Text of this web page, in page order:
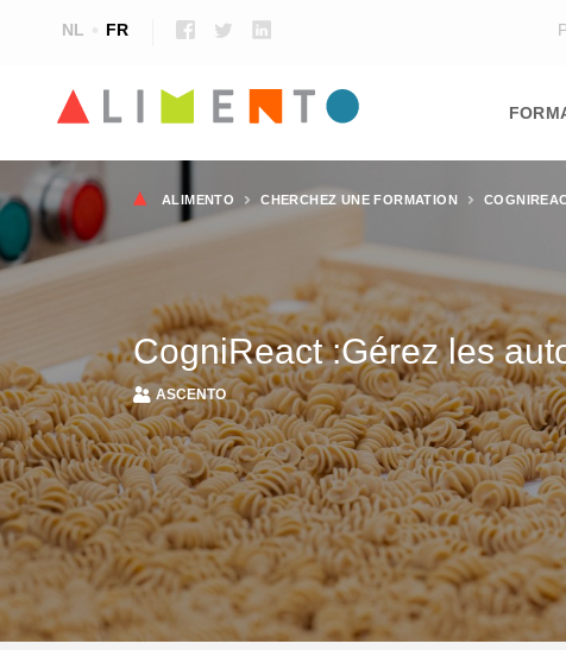
NL FR
Fil
d'Ariane
ALIMENTO CHERCHEZ UNE FORMATION
CogniReact :Gérez les
ASCENTO